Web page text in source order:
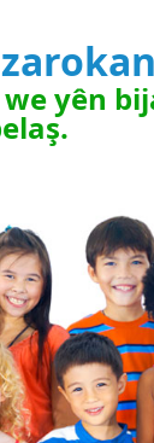
yên